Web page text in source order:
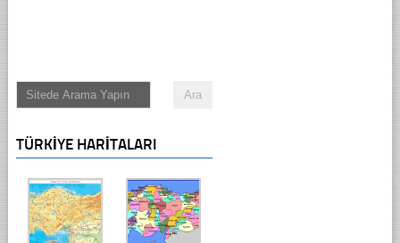
TÜRKIYE HARITALARI